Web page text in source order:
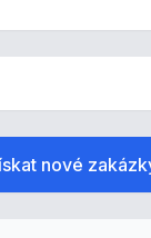
nové